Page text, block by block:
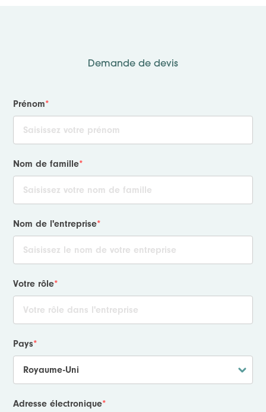
Demande de devis
Prénom*
Nom de famille*
Nom de l'entreprise*
Votre rôle*
Pays*
Adresse électronique*